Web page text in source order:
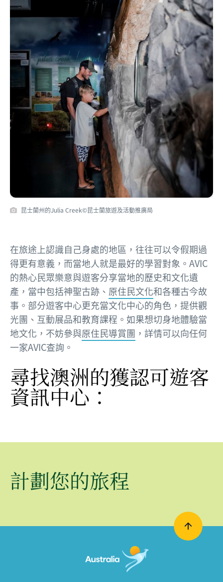
昆士蘭州的Julia Creek©昆士蘭旅遊及活動推廣局
在旅途上認識自己身處的地區，往往可以令假期過
得更有意義，而當地人就是最好的學習對象。AVIC
的熱心民眾樂意與遊客分享當地的歷史和文化遺
產，當中包括神聖古跡、 原住民文化和各種古今故
事。部分遊客中心更充當文化中心的角色，提供觀
光團、互動展品和教育課程。如果想切身地體驗當
地文化，不妨參與原住民導賞團 ，詳情可以向任何
一家AVIC查詢。
尋找澳洲的獲認可遊客
資訊中心：
計劃您的旅程